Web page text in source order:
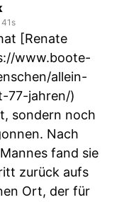
41s
[Renate
www.boote-
allein-
77-jahren/)
sondern noch
Nach
fand sie
zurück aufs
Ort, der für